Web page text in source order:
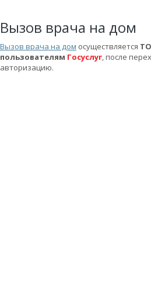
Вызов врача на дом
Вызов врача на дом осуществляется
пользователям Госуслуг , после
авторизацию.